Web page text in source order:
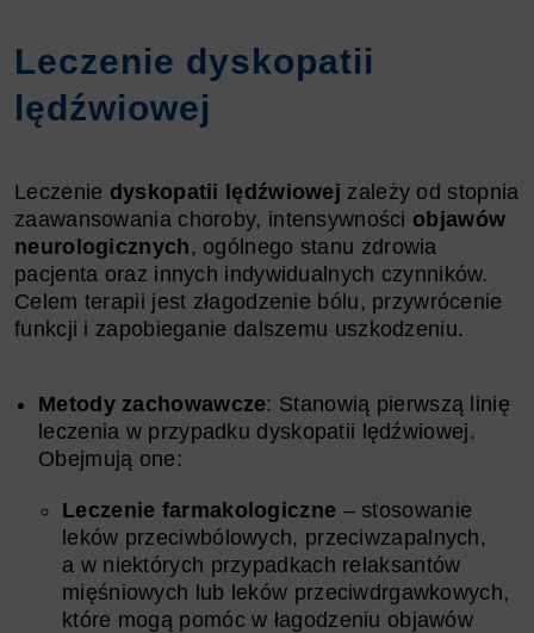
Leczenie dyskopatii
lędźwiowej
Leczenie dyskopatii lędźwiowej zależy od stopnia
zaawansowania choroby, intensywności objawów
neurologicznych, ogólnego stanu zdrowia
pacjenta oraz innych indywidualnych czynników.
Celem terapii jest złagodzenie bólu, przywrócenie
funkcji i zapobieganie dalszemu uszkodzeniu.
Metody zachowawcze: Stanowią pierwszą linię
leczenia w przypadku dyskopatii lędźwiowej.
Obejmują one:
Leczenie farmakologiczne – stosowanie
leków przeciwbólowych, przeciwzapalnych,
a w niektórych przypadkach relaksantów
mięśniowych lub leków przeciwdrgawkowych,
które mogą pomóc w łagodzeniu objawów